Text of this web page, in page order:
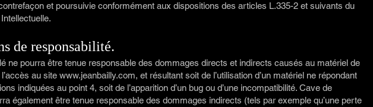
et poursuivie conformément aux dispositions des articles L.335-2 et suivants du
de responsabilité.
ne pourra être tenue responsable des dommages directs et indirects causés au matériel de
au site www.jeanbailly.com, et résultant soit de l’utilisation d’un matériel ne répondant
indiquées au point 4, soit de l’apparition d’un bug ou d’une incompatibilité. Cave de
également être tenue responsable des dommages indirects (tels par exemple qu’une perte